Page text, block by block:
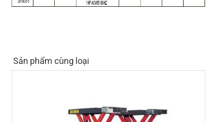
Sản phẩm cùng loại